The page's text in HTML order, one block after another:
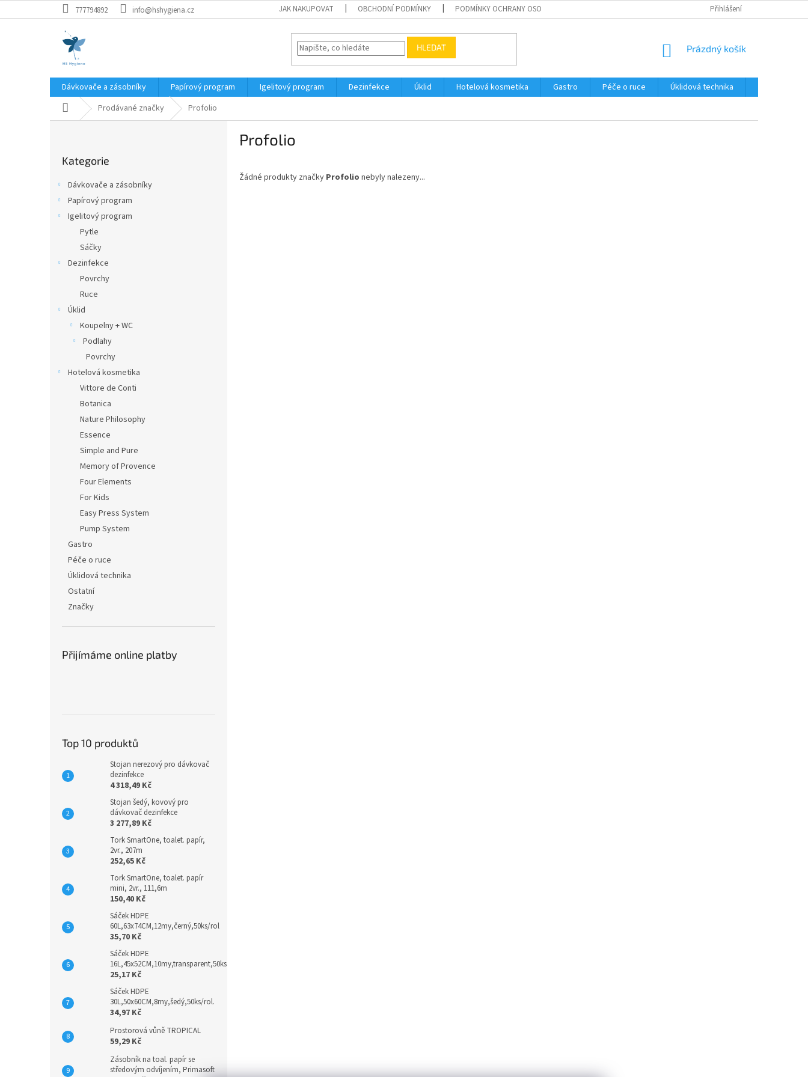
na
777794892 info@hshygiena.cz JAK NAKUPOVAT OBCHODNÍ PODMÍNKY PODMÍNKY OCHRANY OSOBNÍCH ÚDAJŮ Přihlášení
HLEDAT
NÁKUPNÍ
Prázdný košík
Dávkovače a zásobníky Papírový program Igelitový program Dezinfekce Úklid Hotelová kosmetika Gastro Péče o ruce Úklidová technika
Domů Prodávané značky Profolio
kategorie
Kategorie
Dávkovače a zásobníky
Papírový program
Igelitový program
Pytle
Sáčky
Dezinfekce
Povrchy
Ruce
Úklid
Koupelny + WC
Podlahy
Povrchy
Hotelová kosmetika
Vittore de Conti
Botanica
Nature Philosophy
Essence
Simple and Pure
Memory of Provence
Four Elements
For Kids
Easy Press System
Pump System
Gastro
Péče o ruce
Úklidová technika
Ostatní
Značky
Přijímáme online platby
Top 10 produktů
Stojan nerezový pro dávkovač
dezinfekce
4 318,49 Kč
Stojan šedý, kovový pro
dávkovač dezinfekce
3 277,89 Kč
Tork SmartOne, toalet. papír,
2vr., 207m
252,65 Kč
Tork SmartOne, toalet. papír
mini, 2vr., 111,6m
150,40 Kč
Sáček HDPE
60L,63x74CM,12my,černý,50ks/rol
35,70 Kč
Sáček HDPE
16L,45x52CM,10my,transparent,50ks
25,17 Kč
Sáček HDPE
30L,50x60CM,8my,šedý,50ks/rol.
34,97 Kč
Prostorová vůně TROPICAL
59,29 Kč
Zásobník na toal. papír se
středovým odvíjením, Primasoft
Profolio
Žádné produkty značky Profolio nebyly nalezeny...